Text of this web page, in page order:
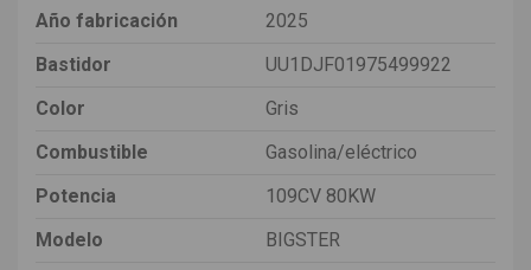
Año fabricación
2025
Bastidor
UU1DJF01975499922
Color
Gris
Combustible
Gasolina/eléctrico
Potencia
109CV 80KW
Modelo
BIGSTER